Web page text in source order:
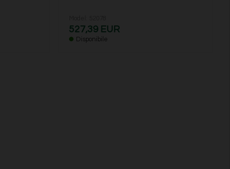
527,39 EUR
Disponibile